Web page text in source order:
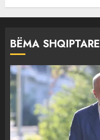
BËMA SHQIPTARE